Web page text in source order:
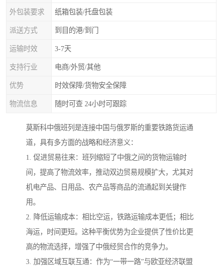
外包装要求 纸箱包装/托盘包装
派送方式 到目的港/到门
运输时效 3-7天
支持行业 电商/外贸/其他
优势 时效保障/货物安全保障
物流信息 随时可查 24小时可跟踪
莫斯科中俄班列是连接中国与俄罗斯的重要铁路货运通
道，具有多方面的战略和经济意义：
1. 促进贸易往来：班列缩短了中俄之间的货物运输时
间，提高了物流效率，推动双边贸易规模扩大，尤其对
机电产品、日用品、农产品等商品的流通起到关键作
用。
2. 降低运输成本：相比空运，铁路运输成本更低；相比
海运，时间更短。这种平衡优势为企业提供了性价比更
高的物流选择，增强了中俄经贸合作的竞争力。
3. 加强区域互联互通：作为“一带一路”与欧亚经济联盟